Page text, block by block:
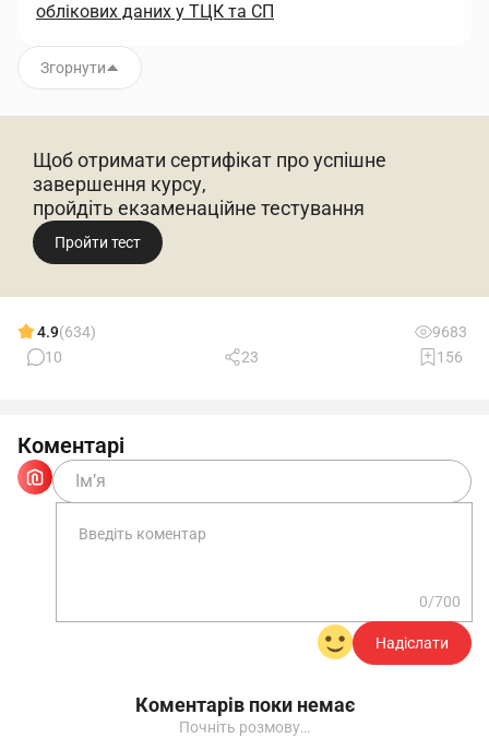
облікових даних у ТЦК та СП
Згорнути
Щоб отримати сертифікат про успішне
завершення курсу,
пройдіть екзаменаційне тестування
Пройти тест
4.9(634)
9683
10
23 156
Коментарі
0/700
Надіслати
Коментарів поки немає
Почніть розмову…